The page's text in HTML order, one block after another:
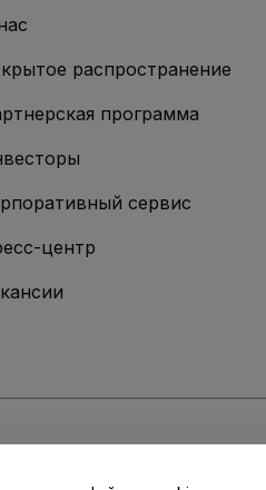
распространение
программа
сервис
центр